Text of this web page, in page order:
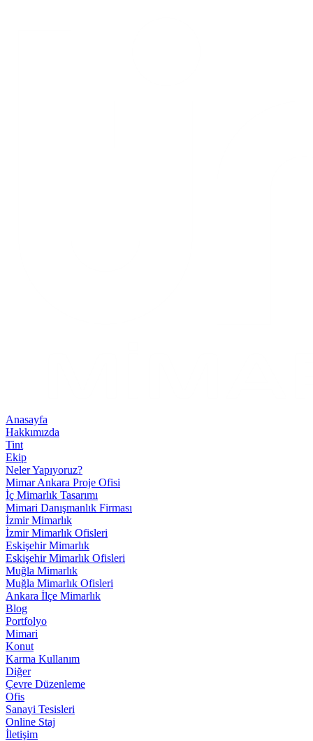
Anasayfa
Hakkımızda
Tint
Ekip
Neler Yapıyoruz?
Mimar Ankara Proje Ofisi
İç Mimarlık Tasarımı
Mimari Danışmanlık Firması
İzmir Mimarlık
İzmir Mimarlık Ofisleri
Eskişehir Mimarlık
Eskişehir Mimarlık Ofisleri
Muğla Mimarlık
Muğla Mimarlık Ofisleri
Ankara İlçe Mimarlık
Blog
Portfolyo
Mimari
Konut
Karma Kullanım
Diğer
Çevre Düzenleme
Ofis
Sanayi Tesisleri
Online Staj
İletişim